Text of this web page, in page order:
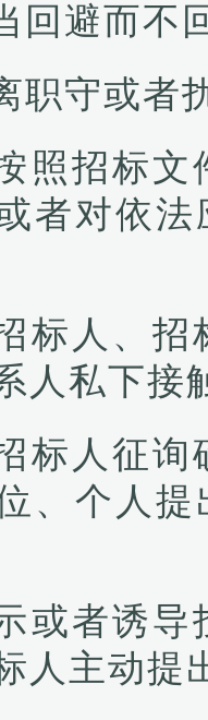
回避而不
职守或
照招标
者对依
标人、
人私下接
标人征
、个人
或者诱
人主动提